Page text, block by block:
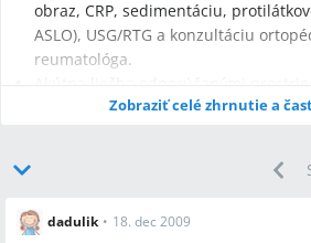
obraz, CRP, sedimentáciu,
ASLO), USG/RTG a konzultáciu
reumatológa.
zahŕňala paracetamol (Paralen/
krémy ako Indulona/Nivea) a
Zobraziť celé zhrnutie a
dadulik • 18. dec 2009